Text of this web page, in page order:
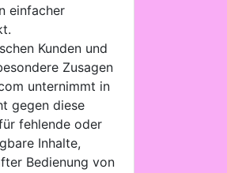
einfacher
Kunden und
Zusagen
unternimmt in
gegen diese
fehlende oder
Inhalte,
Bedienung von